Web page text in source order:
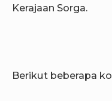
Kerajaan Sorga.
Berikut beberapa